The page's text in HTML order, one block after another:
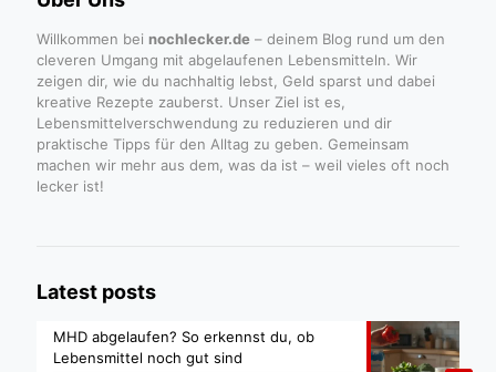
Willkommen bei nochlecker.de – deinem Blog rund um den
cleveren Umgang mit abgelaufenen Lebensmitteln. Wir
zeigen dir, wie du nachhaltig lebst, Geld sparst und dabei
kreative Rezepte zauberst. Unser Ziel ist es,
Lebensmittelverschwendung zu reduzieren und dir
praktische Tipps für den Alltag zu geben. Gemeinsam
machen wir mehr aus dem, was da ist – weil vieles oft noch
lecker ist!
Latest posts
MHD abgelaufen? So erkennst du, ob
Lebensmittel noch gut sind